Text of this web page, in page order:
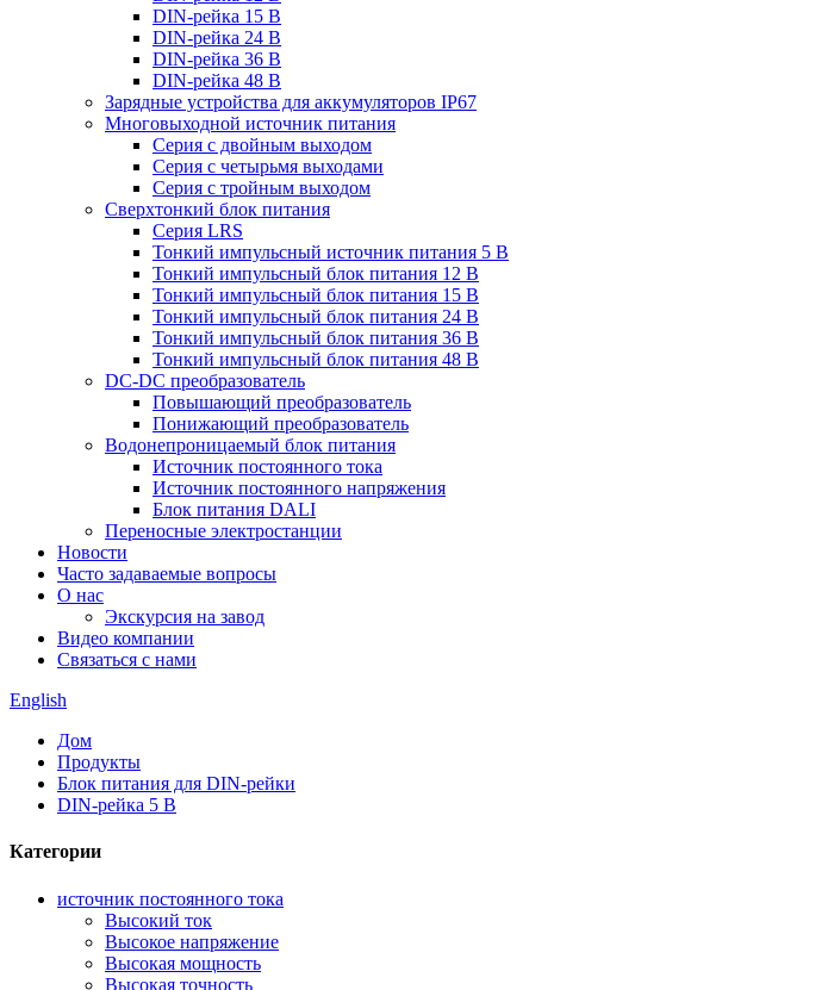
DIN-рейка 15 В
DIN-рейка 24 В
DIN-рейка 36 В
DIN-рейка 48 В
Зарядные устройства для аккумуляторов IP67
Многовыходной источник питания
Серия с двойным выходом
Серия с четырьмя выходами
Серия с тройным выходом
Сверхтонкий блок питания
Серия LRS
Тонкий импульсный источник питания 5 В
Тонкий импульсный блок питания 12 В
Тонкий импульсный блок питания 15 В
Тонкий импульсный блок питания 24 В
Тонкий импульсный блок питания 36 В
Тонкий импульсный блок питания 48 В
DC-DC преобразователь
Повышающий преобразователь
Понижающий преобразователь
Водонепроницаемый блок питания
Источник постоянного тока
Источник постоянного напряжения
Блок питания DALI
Переносные электростанции
Новости
Часто задаваемые вопросы
О нас
Экскурсия на завод
Видео компании
Связаться с нами
English
Дом
Продукты
Блок питания для DIN-рейки
DIN-рейка 5 В
Категории
источник постоянного тока
Высокий ток
Высокое напряжение
Высокая мощность
Высокая точность